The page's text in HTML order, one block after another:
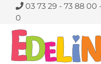
03 73 29 - 73 88 00 -
0